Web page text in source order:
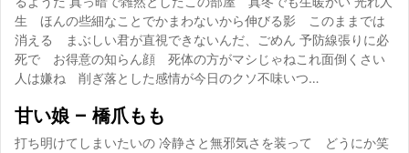
生 ほんの些細なことでかまわないから伸びる影 このままでは
消える まぶしい君が直視できないんだ、ごめん 予防線張りに必
死で お得意の知らん顔 死体の方がマシじゃねこれ面倒くさい
人は嫌ね 削ぎ落とした感情が今日のクソ不味いつ…
甘い娘 – 橋爪もも
打ち明けてしまいたいの 冷静さと無邪気さを装って どうにか笑